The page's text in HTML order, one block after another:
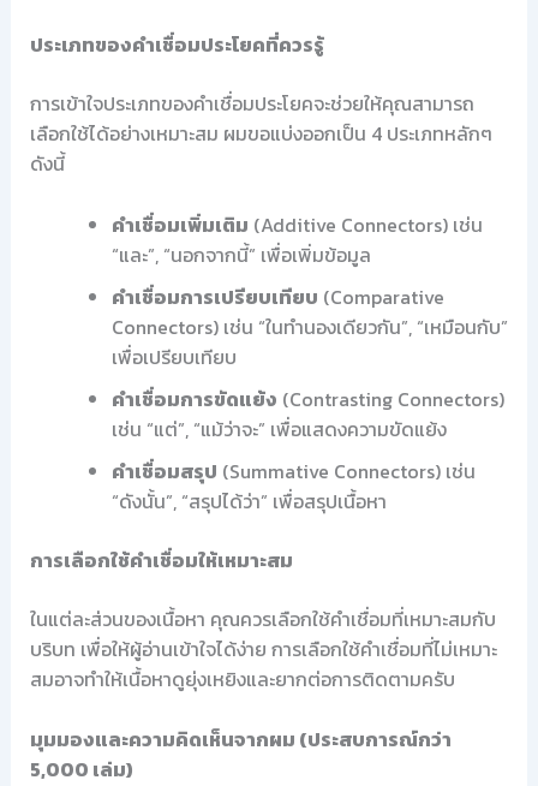
ประเภทของคำเชื่อมประโยคที่ควรรู้
การเข้าใจประเภทของคำเชื่อมประโยคจะช่วยให้คุณสามารถ
เลือกใช้ได้อย่างเหมาะสม ผมขอแบ่งออกเป็น 4 ประเภทหลักๆ
ดังนี้
คำเชื่อมเพิ่มเติม (Additive Connectors) เช่น
“และ”, “นอกจากนี้” เพื่อเพิ่มข้อมูล
คำเชื่อมการเปรียบเทียบ (Comparative
Connectors) เช่น “ในทำนองเดียวกัน”, “เหมือนกับ”
เพื่อเปรียบเทียบ
คำเชื่อมการขัดแย้ง (Contrasting Connectors)
เช่น “แต่”, “แม้ว่าจะ” เพื่อแสดงความขัดแย้ง
คำเชื่อมสรุป (Summative Connectors) เช่น
“ดังนั้น”, “สรุปได้ว่า” เพื่อสรุปเนื้อหา
การเลือกใช้คำเชื่อมให้เหมาะสม
ในแต่ละส่วนของเนื้อหา คุณควรเลือกใช้คำเชื่อมที่เหมาะสมกับ
บริบท เพื่อให้ผู้อ่านเข้าใจได้ง่าย การเลือกใช้คำเชื่อมที่ไม่เหมาะ
สมอาจทำให้เนื้อหาดูยุ่งเหยิงและยากต่อการติดตามครับ
มุมมองและความคิดเห็นจากผม (ประสบการณ์กว่า
5,000 เล่ม)